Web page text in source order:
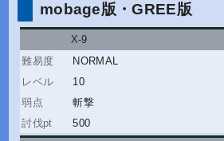
mobage版・GREE版
X-9
NORMAL
10
斬撃
500